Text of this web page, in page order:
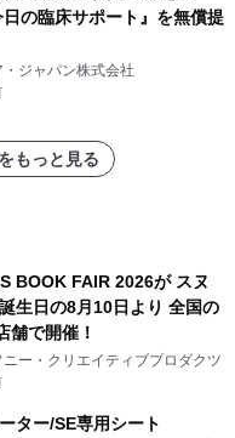
の臨床サポート』を無償提
・ジャパン株式会社
もっと見る
BOOK FAIR 2026が スヌ
生日の8月10日より 全国の
舗で開催！
ー・クリエイティブプロダクツ
ター/SE専用シート